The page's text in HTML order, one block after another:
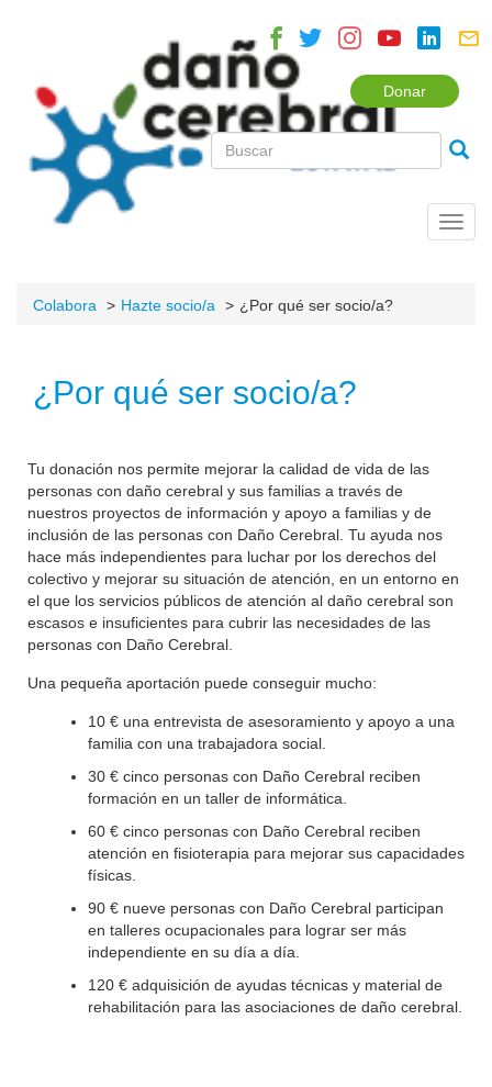
Donar
Colabora Hazte socio/a ¿Por qué ser socio/a?
¿Por qué ser socio/a?
Tu donación nos permite mejorar la calidad de vida de las
personas con daño cerebral y sus familias a través de
nuestros proyectos de información y apoyo a familias y de
inclusión de las personas con Daño Cerebral. Tu ayuda nos
hace más independientes para luchar por los derechos del
colectivo y mejorar su situación de atención, en un entorno en
el que los servicios públicos de atención al daño cerebral son
escasos e insuficientes para cubrir las necesidades de las
personas con Daño Cerebral.
Una pequeña aportación puede conseguir mucho:
10 € una entrevista de asesoramiento y apoyo a una
familia con una trabajadora social.
30 € cinco personas con Daño Cerebral reciben
formación en un taller de informática.
60 € cinco personas con Daño Cerebral reciben
atención en fisioterapia para mejorar sus capacidades
físicas.
90 € nueve personas con Daño Cerebral participan
en talleres ocupacionales para lograr ser más
independiente en su día a día.
120 € adquisición de ayudas técnicas y material de
rehabilitación para las asociaciones de daño cerebral.